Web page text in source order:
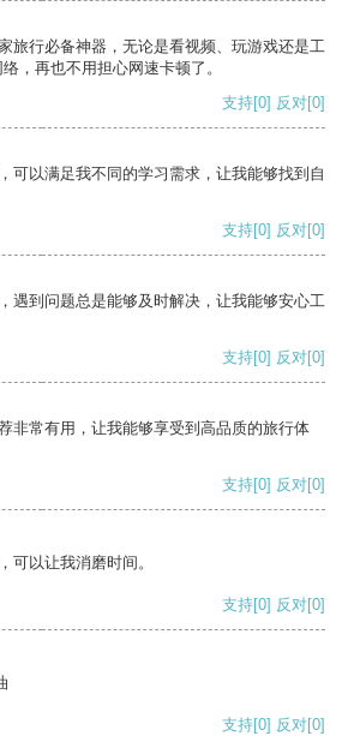
旅行必备神器，无论是看视频、玩游戏还是工
，再也不用担心网速卡顿了。
支持[0] 反对[0]
可以满足我不同的学习需求，让我能够找到自
支持[0] 反对[0]
遇到问题总是能够及时解决，让我能够安心工
支持[0] 反对[0]
非常有用，让我能够享受到高品质的旅行体
支持[0] 反对[0]
可以让我消磨时间。
支持[0] 反对[0]
支持[0] 反对[0]